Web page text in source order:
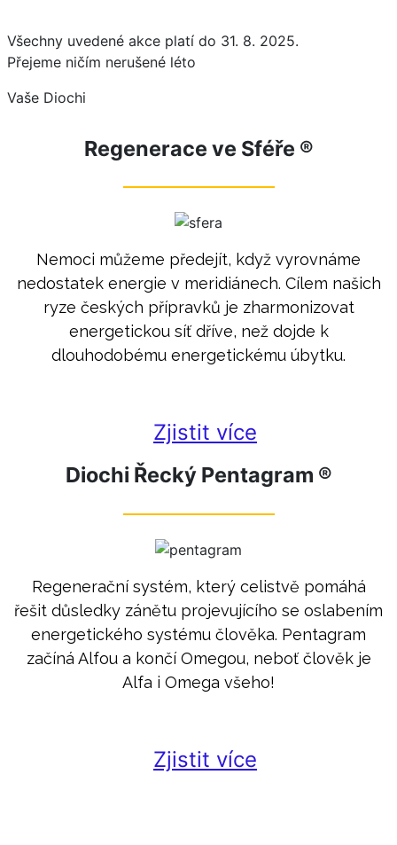
Všechny uvedené akce platí do 31. 8. 2025.
Přejeme ničím nerušené léto
Vaše Diochi
Regenerace ve Sféře ®
Nemoci můžeme předejít, když vyrovnáme
nedostatek energie v meridiánech. Cílem našich
ryze českých přípravků je zharmonizovat
energetickou síť dříve, než dojde k
dlouhodobému energetickému úbytku.
Zjistit více
Diochi Řecký Pentagram ®
Regenerační systém, který celistvě pomáhá
řešit důsledky zánětu projevujícího se oslabením
energetického systému člověka. Pentagram
začíná Alfou a končí Omegou, neboť člověk je
Alfa i Omega všeho!
Zjistit více